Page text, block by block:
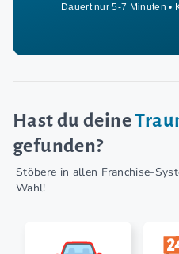
Dauert nur 5-7 Minuten •
Hast du deine
gefunden?
Stöbere in allen Franchise-
Wahl!